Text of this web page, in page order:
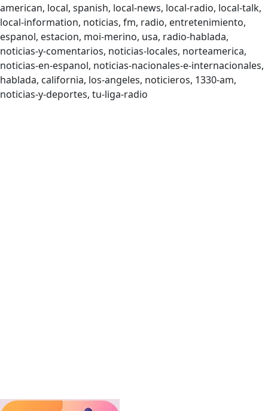
american, local, spanish, local-news, local-radio, local-talk,
local-information, noticias, fm, radio, entretenimiento,
espanol, estacion, moi-merino, usa, radio-hablada,
noticias-y-comentarios, noticias-locales, norteamerica,
noticias-en-espanol, noticias-nacionales-e-internacionales,
hablada, california, los-angeles, noticieros, 1330-am,
noticias-y-deportes, tu-liga-radio